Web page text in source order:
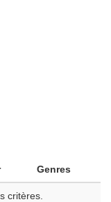
Genres
critères.